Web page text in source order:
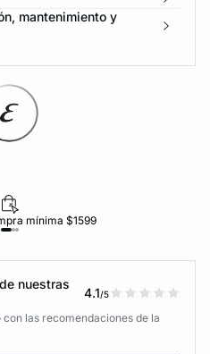
mantenimiento y
mínima $1599
nuestras
4.1/5
las recomendaciones de la